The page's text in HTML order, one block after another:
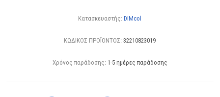
Κατασκευαστής: DIMcol
ΚΩΔΙΚΟΣ ΠΡΟΪΟΝΤΟΣ: 32210823019
Χρόνος παράδοσης: 1-5 ημέρες παράδοσης